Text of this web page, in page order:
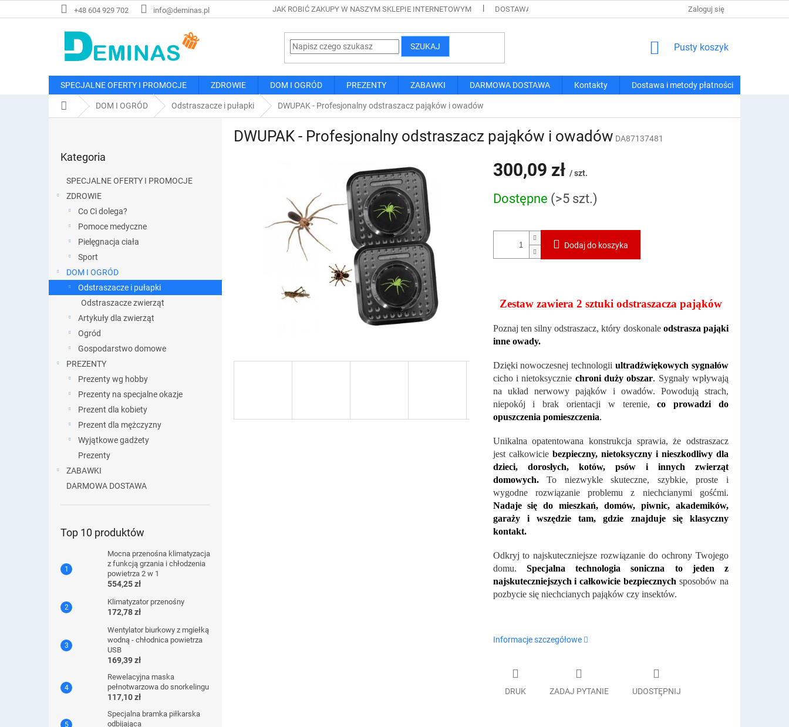
do
+48 604 929 702 info@deminas.pl JAK ROBIĆ ZAKUPY W NASZYM SKLEPIE INTERNETOWYM DOSTAWA I METODY PŁATNOŚCI REGULAMIN ZAKUPÓW
Zaloguj się
SZUKAJ KOSZYK
Pusty koszyk
SPECJALNE OFERTY I PROMOCJE ZDROWIE DOM I OGRÓD PREZENTY ZABAWKI DARMOWA DOSTAWA Kontakty Dostawa i metody płatności
Home DOM I OGRÓD Odstraszacze i pułapki DWUPAK - Profesjonalny odstraszacz pająków i owadów
kategorie
Kategoria
SPECJALNE OFERTY I PROMOCJE
ZDROWIE
Co Ci dolega?
Pomoce medyczne
Pielęgnacja ciała
Sport
DOM I OGRÓD
Odstraszacze i pułapki
Odstraszacze zwierząt
Artykuły dla zwierząt
Ogród
Gospodarstwo domowe
PREZENTY
Prezenty wg hobby
Prezenty na specjalne okazje
Prezent dla kobiety
Prezent dla mężczyzny
Wyjątkowe gadżety
Prezenty
ZABAWKI
DARMOWA DOSTAWA
Top 10 produktów
Mocna przenośna klimatyzacja
z funkcją grzania i chłodzenia
powietrza 2 w 1
554,25 zł
Klimatyzator przenośny
172,78 zł
Wentylator biurkowy z mgiełką
wodną - chłodnica powietrza
USB
169,39 zł
Rewelacyjna maska ​​
pełnotwarzowa do snorkelingu
117,10 zł
Specjalna bramka piłkarska
odbijająca
DWUPAK - Profesjonalny odstraszacz pająków i owadów DA87137481
300,09 zł / szt.
jednostkowa:
Dostępne (>5 szt.)
Dodaj do koszyka
Zestaw zawiera 2 sztuki odstraszacza pająków
Poznaj ten silny odstraszacz, który doskonale odstrasza pająki
inne owady.
Dzięki nowoczesnej technologiiultradźwiękowych sygnałów
cicho i nietoksycznie chroni duży obszar. Sygnały wpływają
na układ nerwowy pająków i owadów. Powodują strach,
niepokój i brak orientacji w terenie,co prowadzi do
opuszczenia pomieszczenia.
Unikalna opatentowana konstrukcja sprawia, że ​​odstraszacz
jest całkowicie bezpieczny, nietoksyczny i nieszkodliwy dla
dzieci, dorosłych, kotów, psów i innych zwierząt
domowych.To niezwykle skuteczne, szybkie, proste i
wygodne rozwiązanie problemu z niechcianymi gośćmi.
Nadaje się do mieszkań, domów, piwnic, akademików,
garaży i wszędzie tam, gdzie znajduje się klasyczny
kontakt.
Odkryj to najskuteczniejsze rozwiązanie do ochrony Twojego
domu. Specjalna technologia soniczna to jeden z
najskuteczniejszych i całkowicie bezpiecznych sposobów na
pozbycie się niechcianych pająków czy insektów.
Informacje szczegółowe
DRUK ZADAJ PYTANIE UDOSTĘPNIJ